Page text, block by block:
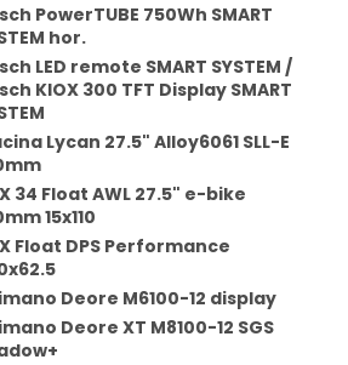
PowerTUBE 750Wh SMART
hor.
LED remote SMART SYSTEM /
KIOX 300 TFT Display SMART
Lycan 27.5" Alloy6061 SLL-E
34 Float AWL 27.5" e-bike
15x110
Float DPS Performance
Deore M6100-12 display
Deore XT M8100-12 SGS